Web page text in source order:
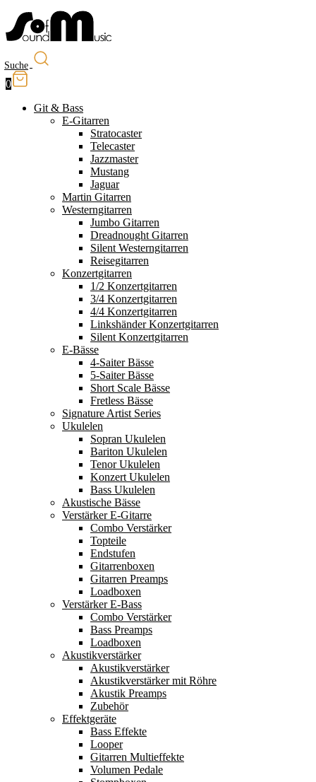
Suche
0
Git & Bass
E-Gitarren
Stratocaster
Telecaster
Jazzmaster
Mustang
Jaguar
Martin Gitarren
Westerngitarren
Jumbo Gitarren
Dreadnought Gitarren
Silent Westerngitarren
Reisegitarren
Konzertgitarren
1/2 Konzertgitarren
3/4 Konzertgitarren
4/4 Konzertgitarren
Linkshänder Konzertgitarren
Silent Konzertgitarren
E-Bässe
4-Saiter Bässe
5-Saiter Bässe
Short Scale Bässe
Fretless Bässe
Signature Artist Series
Ukulelen
Sopran Ukulelen
Bariton Ukulelen
Tenor Ukulelen
Konzert Ukulelen
Bass Ukulelen
Akustische Bässe
Verstärker E-Gitarre
Combo Verstärker
Topteile
Endstufen
Gitarrenboxen
Gitarren Preamps
Loadboxen
Verstärker E-Bass
Combo Verstärker
Bass Preamps
Loadboxen
Akustikverstärker
Akustikverstärker
Akustikverstärker mit Röhre
Akustik Preamps
Zubehör
Effektgeräte
Bass Effekte
Looper
Gitarren Multieffekte
Volumen Pedale